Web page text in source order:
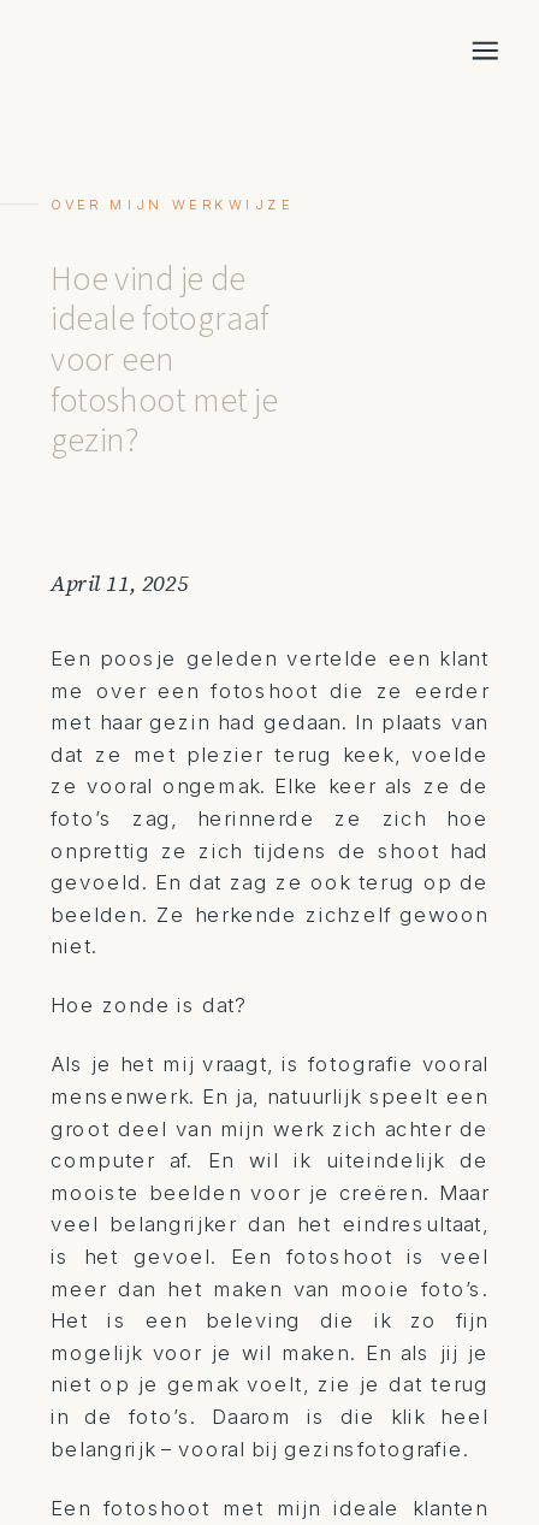
April 11, 2025
Hoe vind je de
ideale fotograaf
voor een
fotoshoot met je
gezin?
OVER MIJN WERKWIJZE
Een poosje geleden vertelde een klant
me over een fotoshoot die ze eerder
met haar gezin had gedaan. In plaats van
dat ze met plezier terug keek, voelde
ze vooral ongemak. Elke keer als ze de
foto’s zag, herinnerde ze zich hoe
onprettig ze zich tijdens de shoot had
gevoeld. En dat zag ze ook terug op de
beelden. Ze herkende zichzelf gewoon
niet.
Hoe zonde is dat?
Als je het mij vraagt, is fotografie vooral
mensenwerk. En ja, natuurlijk speelt een
groot deel van mijn werk zich achter de
computer af. En wil ik uiteindelijk de
mooiste beelden voor je creëren. Maar
veel belangrijker dan het eindresultaat,
is het gevoel. Een fotoshoot is veel
meer dan het maken van mooie foto’s.
Het is een beleving die ik zo fijn
mogelijk voor je wil maken. En als jij je
niet op je gemak voelt, zie je dat terug
in de foto’s. Daarom is die klik heel
belangrijk – vooral bij gezinsfotografie.
Een fotoshoot met mijn ideale klanten